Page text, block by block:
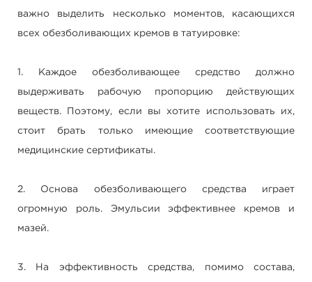
важно выделить несколько моментов, касающихся
всех обезболивающих кремов в татуировке:
1. Каждое обезболивающее средство должно
выдерживать рабочую пропорцию действующих
веществ. Поэтому, если вы хотите использовать их,
стоит брать только имеющие соответствующие
медицинские сертификаты.
2. Основа обезболивающего средства играет
огромную роль. Эмульсии эффективнее кремов и
мазей.
3. На эффективность средства, помимо состава,